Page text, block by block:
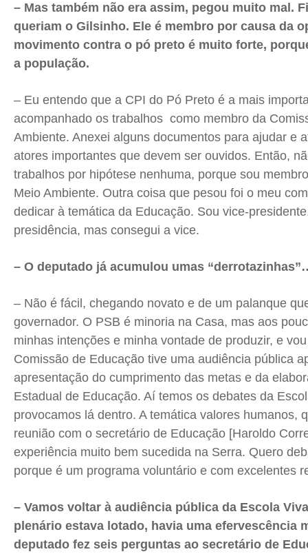
– Mas também não era assim, pegou muito mal.
queriam o Gilsinho. Ele é membro por causa da
movimento contra o pó preto é muito forte,
a população.
– Eu entendo que a CPI do Pó Preto é a mais
acompanhado os trabalhos como membro da
Ambiente. Anexei alguns documentos para ajudar e
atores importantes que devem ser ouvidos. Então,
trabalhos por hipótese nenhuma, porque sou
Meio Ambiente. Outra coisa que pesou foi o meu
dedicar à temática da Educação. Sou vice-
presidência, mas consegui a vice.
– O deputado já acumulou umas
– Não é fácil, chegando novato e de um palanque
governador. O PSB é minoria na Casa, mas aos
minhas intenções e minha vontade de produzir, e
Comissão de Educação tive uma audiência pública
apresentação do cumprimento das metas e da
Estadual de Educação. Aí temos os debates da
provocamos lá dentro. A temática valores humanos,
reunião com o secretário de Educação [Haroldo
experiência muito bem sucedida na Serra. Quero
porque é um programa voluntário e com excelentes
– Vamos voltar à audiência pública da Escola
plenário estava lotado, havia uma efervescência
deputado fez seis perguntas ao secretário de